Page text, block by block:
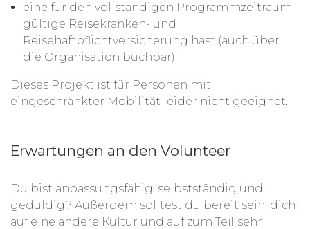
eine für den vollständigen Programmzeitraum
gültige Reisekranken- und
Reisehaftpflichtversicherung hast (auch über
die Organisation buchbar)
Dieses Projekt ist für Personen mit
eingeschränkter Mobilität leider nicht geeignet.
Erwartungen an den Volunteer
Du bist anpassungsfähig, selbstständig und
geduldig? Außerdem solltest du bereit sein, dich
auf eine andere Kultur und auf zum Teil sehr